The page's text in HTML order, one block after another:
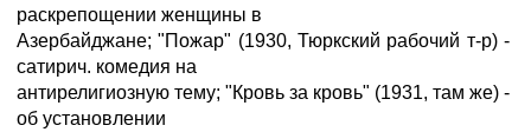
раскрепощении женщины в
Азербайджане; "Пожар" (1930, Тюркский рабочий т-р) -
сатирич. комедия на
антирелигиозную тему; "Кровь за кровь" (1931, там же) -
об установлении